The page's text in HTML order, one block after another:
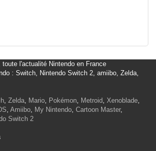
toute l'actualité Nintendo en France
: Switch, Nintendo Switch 2, amiibo, Zelda,
, Zelda, Mario, Pokémon, Metroid, Xenoblade,
, Amiibo, My Nintendo, Cartoon Master,
Switch 2